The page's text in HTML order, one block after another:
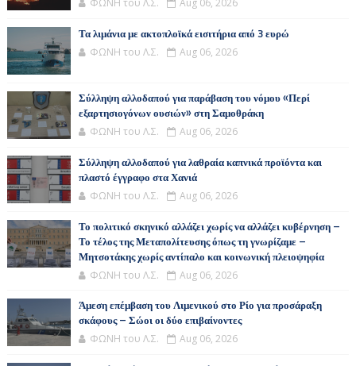
ΦΩΝΗ του Λ.Σ. Aug 06, 2026
Τα λιμάνια με ακτοπλοϊκά εισιτήρια από 3 ευρώ
ΦΩΝΗ του Λ.Σ. Aug 06, 2026
Σύλληψη αλλοδαπού για παράβαση του νόμου «Περί
εξαρτησιογόνων ουσιών» στη Σαμοθράκη
ΦΩΝΗ του Λ.Σ. Aug 06, 2026
Σύλληψη αλλοδαπού για λαθραία καπνικά προϊόντα και
πλαστό έγγραφο στα Χανιά
ΦΩΝΗ του Λ.Σ. Aug 06, 2026
Το πολιτικό σκηνικό αλλάζει χωρίς να αλλάζει κυβέρνηση –
Το τέλος της Μεταπολίτευσης όπως τη γνωρίζαμε –
Μητσοτάκης χωρίς αντίπαλο και κοινωνική πλειοψηφία
ΦΩΝΗ του Λ.Σ. Aug 06, 2026
Άμεση επέμβαση του Λιμενικού στο Ρίο για προσάραξη
σκάφους – Σώοι οι δύο επιβαίνοντες
ΦΩΝΗ του Λ.Σ. Aug 06, 2026